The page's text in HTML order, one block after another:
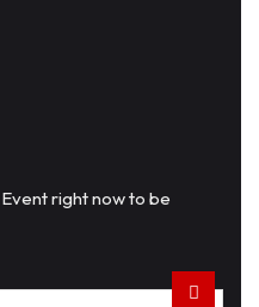
right now to be